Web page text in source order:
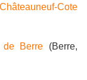
Châteauneuf-Cote
de Berre (Berre,